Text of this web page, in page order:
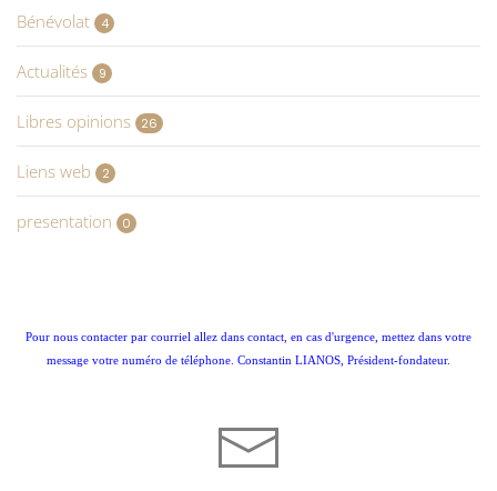
Bénévolat 4
Actualités 9
Libres opinions 26
Liens web 2
presentation 0
Pour nous contacter par courriel allez dans contact, en cas d'urgence, mettez dans votre
message votre numéro de téléphone. Constantin LIANOS, Président-fondateur.